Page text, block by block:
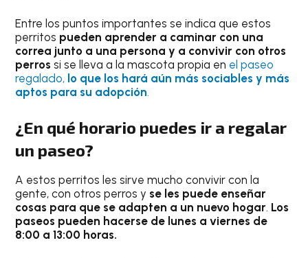
Entre los puntos importantes se indica que estos
perritos pueden aprender a caminar con una
correa junto a una persona y a convivir con otros
perros si se lleva a la mascota propia en el paseo
regalado, lo que los hará aún más sociables y más
aptos para su adopción.
¿En qué horario puedes ir a regalar
un paseo?
A estos perritos les sirve mucho convivir con la
gente, con otros perros y se les puede enseñar
cosas para que se adapten a un nuevo hogar. Los
paseos pueden hacerse de lunes a viernes de
8:00 a 13:00 horas.